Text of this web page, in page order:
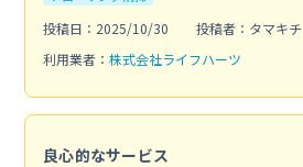
投稿日：2025/10/30
投稿者：タマキチ
利用業者： 株式会社ライフハーツ
良心的なサービス